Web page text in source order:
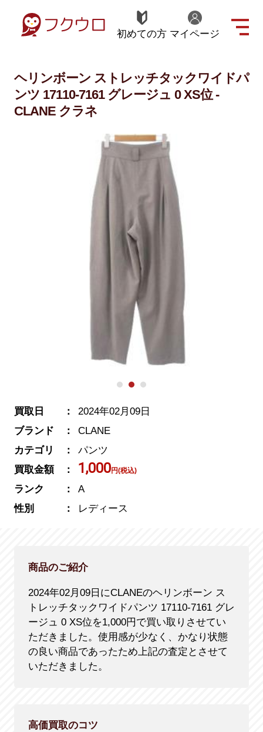
初めての方 マイページ
ヘリンボーン ストレッチタックワイドパ
ンツ 17110-7161 グレージュ 0 XS位 -
CLANE クラネ
買取日
2024年02月09日
ブランド
CLANE
カテゴリ
パンツ
買取金額
1,000円(税込)
ランク
A
性別
レディース
商品のご紹介
2024年02月09日にCLANEのヘリンボーン ス
トレッチタックワイドパンツ 17110-7161 グレ
ージュ 0 XS位を1,000円で買い取りさせてい
ただきました。使用感が少なく、かなり状態
の良い商品であったため上記の査定とさせて
いただきました。
高価買取のコツ